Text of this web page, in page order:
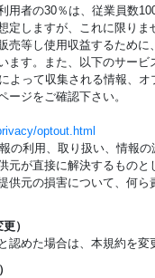
用者の30％は、従業員数
定しますが、これに限り
売等し使用収益するために
ます。また、以下のサービ
よって収集される情報、
ージをご確認下さい。
optout.html
の利用、取り扱い、情報
元が直接に解決するものと
供元の損害について、何ら
）
認めた場合は、本規約を変